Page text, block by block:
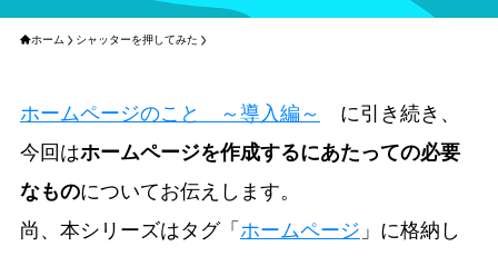
ホーム シャッターを押してみた
ホームページのこと ～導入編～
に引き続き、
今回はホームページを作成するにあたっての必要
なものについてお伝えします。
尚、本シリーズはタグ「 ホームページ 」に格納し